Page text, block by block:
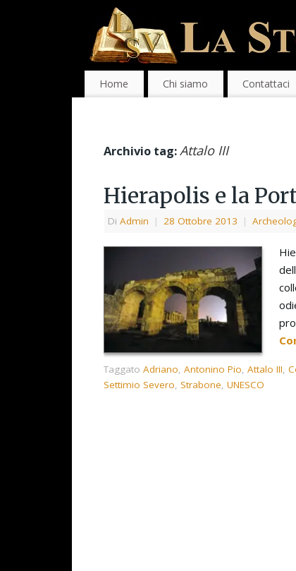
Home Chi siamo Contattaci
Archivio tag:Attalo III
Hierapolis e la
Di Admin | 28 Ottobre 2013 |
Taggato Adriano, Antonino Pio, Attalo III,
Settimio Severo, Strabone, UNESCO